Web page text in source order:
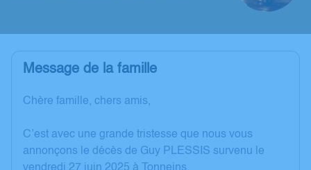
Message de la famille
Chère famille, chers amis,
C’est avec une grande tristesse que nous vous
annonçons le décès de Guy PLESSIS survenu le